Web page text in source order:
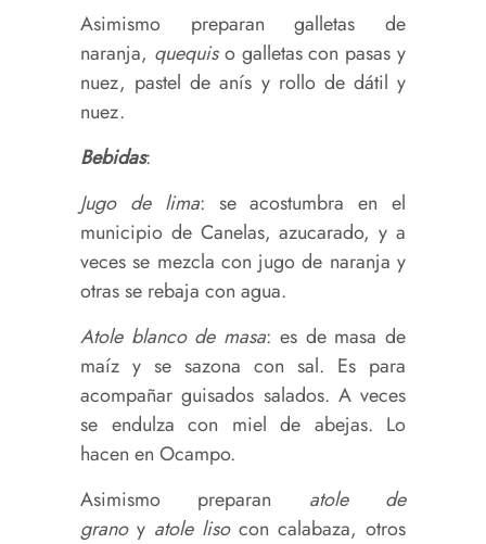
Asimismo preparan galletas de
naranja, quequiso galletas con pasas y
nuez, pastel de anís y rollo de dátil y
nuez.
Bebidas:
Jugo de lima: se acostumbra en el
municipio de Canelas, azucarado, y a
veces se mezcla con jugo de naranja y
otras se rebaja con agua.
Atole blanco de masa: es de masa de
maíz y se sazona con sal. Es para
acompañar guisados salados. A veces
se endulza con miel de abejas. Lo
hacen en Ocampo.
Asimismo preparan atole de
granoy atole lisocon calabaza, otros